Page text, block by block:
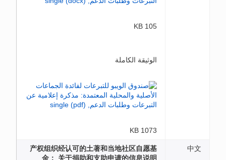
105 KB
الوثيقة الكاملة
1073 KB
中文
产权组织经认可的土著和当地社区自愿基
金： 关于捐助和支助申请的信息说明